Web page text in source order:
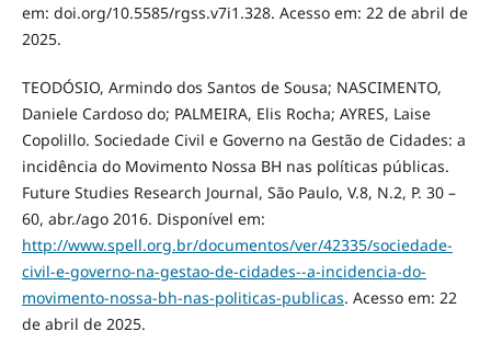
em: doi.org/10.5585/rgss.v7i1.328. Acesso em: 22 de abril de
2025.
TEODÓSIO, Armindo dos Santos de Sousa; NASCIMENTO,
Daniele Cardoso do; PALMEIRA, Elis Rocha; AYRES, Laise
Copolillo. Sociedade Civil e Governo na Gestão de Cidades: a
incidência do Movimento Nossa BH nas políticas públicas.
Future Studies Research Journal, São Paulo, V.8, N.2, P. 30 –
60, abr./ago 2016. Disponível em:
http://www.spell.org.br/documentos/ver/42335/sociedade-
civil-e-governo-na-gestao-de-cidades--a-incidencia-do-
movimento-nossa-bh-nas-politicas-publicas. Acesso em: 22
de abril de 2025.